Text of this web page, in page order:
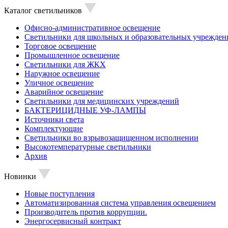
Каталог светильников
Офисно-административное освещение
Светильники для школьных и образовательных
Торговое освещение
Промышленное освещение
Светильники для ЖКХ
Наружное освещение
Уличное освещение
Аварийное освещение
Светильники для медицинских учреждений
БАКТЕРИЦИДНЫЕ УФ-ЛАМПЫ
Источники света
Комплектующие
Светильники во взрывозащищенном исполнении
Высокотемпературные светильники
Архив
Новинки
Новые поступления
Автоматизированная система управления освещением
Производитель против коррупции.
Энергосервисный контракт